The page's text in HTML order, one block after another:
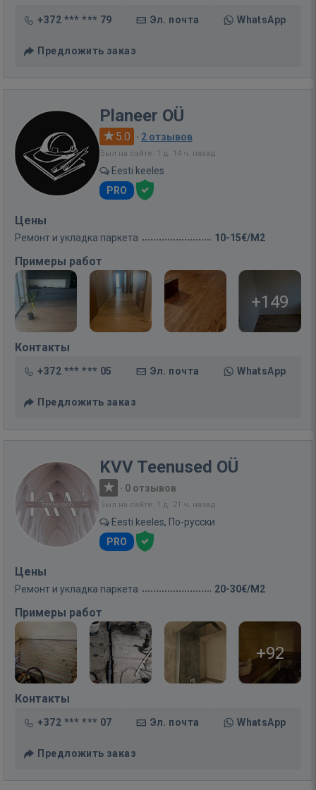
+372 *** *** 79 Эл. почта WhatsApp
Предложить заказ
Planeer OÜ
5.0 · 2 отзывов
Был на сайте: 1 д. 14 ч. назад
Eesti keeles
PRO
Цены
Ремонт и укладка паркета 10-15€/M2
Примеры работ
+149
Контакты
+372 *** *** 05 Эл. почта WhatsApp
Предложить заказ
KVV Teenused OÜ
· 0 отзывов
Был на сайте: 1 д. 21 ч. назад
Eesti keeles, По-русски
PRO
Цены
Ремонт и укладка паркета 20-30€/M2
Примеры работ
+92
Контакты
+372 *** *** 07 Эл. почта WhatsApp
Предложить заказ